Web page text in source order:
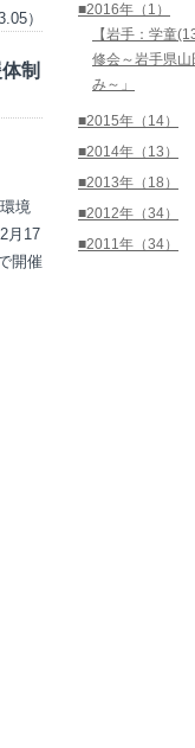
）
制
境
2月 17
開催
■2016年（1）
【岩手：学童
修会～岩手県山
み～」
■2015年（14）
■2014年（13）
■2013年（18）
■2012年（34）
■2011年（34）